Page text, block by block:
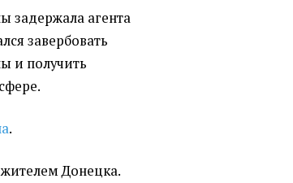
задержала агента
завербовать
и получить
.
Донецка.